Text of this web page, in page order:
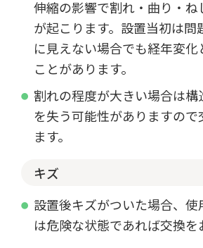
伸縮の影響で割れ・曲り・ね
が起こります。設置当初は問
に見えない場合でも経年変化
ことがあります。
割れの程度が大きい場合は
を失う可能性がありますので
ます。
キズ
設置後キズがついた場合、使
は危険な状態であれば交換を